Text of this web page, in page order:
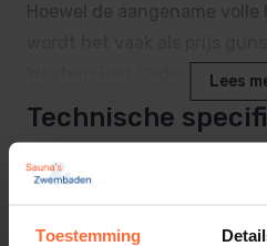
Toestemming
Hoewel de aangename
Western Red Ceder gebruikt.
Thermisch Espen heeft
weinig harsgehalte en is
veroorzaakt door de wat
Lees
Technische
Product
Lengte